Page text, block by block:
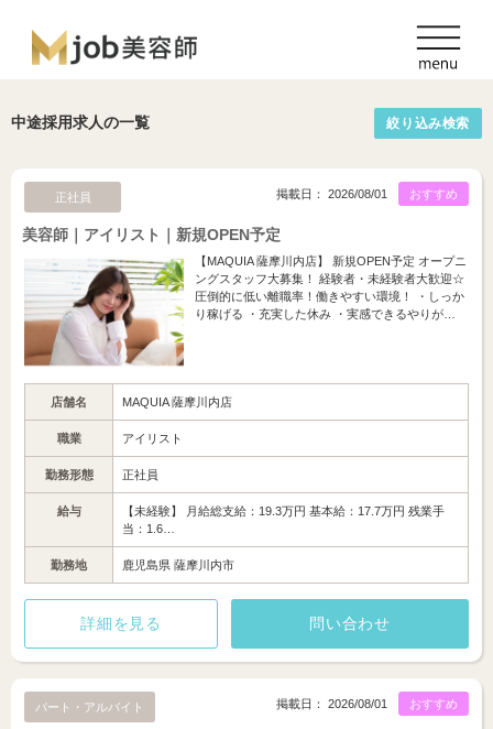
中途採用求人の一覧 絞り込み検索
正社員 おすすめ
掲載日： 2026/08/01
美容師｜アイリスト｜新規OPEN予定
【MAQUIA 薩摩川内店】 新規OPEN予定 オープニ
ングスタッフ大募集！ 経験者・未経験者大歓迎☆
圧倒的に低い離職率！働きやすい環境！ ・しっか
り稼げる ・充実した休み ・実感できるやりが…
店舗名 MAQUIA 薩摩川内店
職業 アイリスト
勤務形態 正社員
給与
【未経験】 月給総支給：19.3万円 基本給：17.7万円 残業手
当：1.6…
勤務地 鹿児島県 薩摩川内市
詳細を見る 問い合わせ
パート・アルバイト おすすめ
掲載日： 2026/08/01